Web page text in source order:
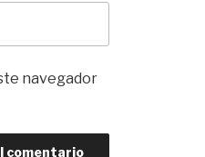
navegador